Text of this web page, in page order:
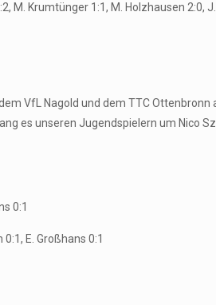
M. Krumtünger 1:1, M. Holzhausen 2:0,
VfL Nagold und dem TTC
es unseren Jugendspielern um Nico
0:1
E. Großhans 0:1